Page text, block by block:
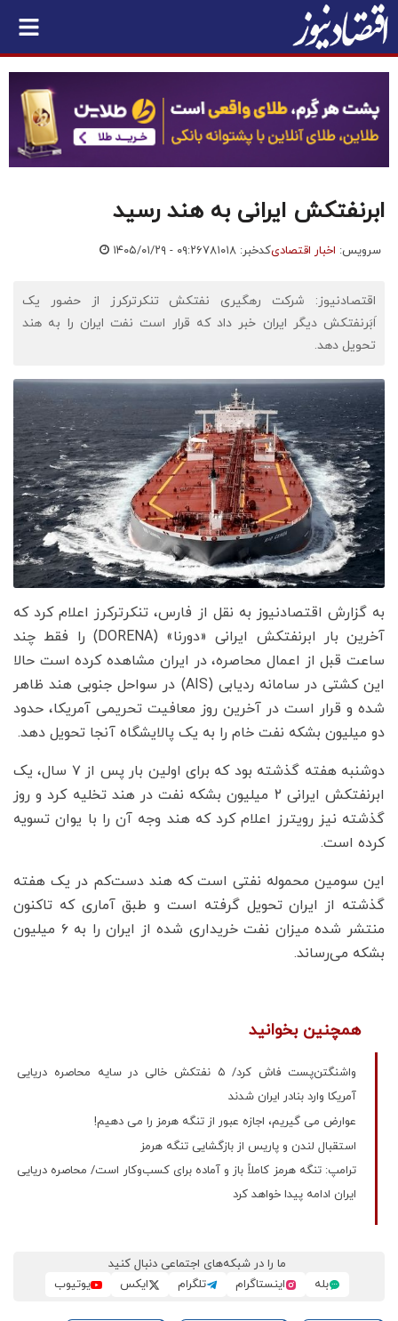
ابرنفتکش ایرانی به هند رسید
سرویس: اخبار اقتصادیکدخبر: ۷۸۱۰۱۸ ۱۴۰۵/۰۱/۲۹ - ۰۹:۲۶
اقتصادنیوز: شرکت رهگیری نفتکش تنکرترکرز از حضور یک
اَبَرنفتکش دیگر ایران خبر داد که قرار است نفت ایران را به هند
تحویل دهد.
به گزارش اقتصادنیوز به نقل از فارس، تنکرترکرز اعلام کرد که
آخرین بار ابرنفتکش ایرانی «دورنا» (DORENA) را فقط چند
ساعت قبل از اعمال محاصره، در ایران مشاهده کرده‌ است حالا
این کشتی در سامانه ردیابی (AIS) در سواحل جنوبی هند ظاهر
شده و قرار است در آخرین روز معافیت تحریمی آمریکا، حدود
دو میلیون بشکه نفت خام را به یک پالایشگاه آنجا تحویل دهد.
دوشنبه هفته گذشته بود که برای اولین بار پس از ۷ سال، یک
ابرنفتکش ایرانی ۲ میلیون بشکه نفت در هند تخلیه کرد و روز
گذشته نیز رویترز اعلام کرد که هند وجه آن را با یوان تسویه
کرده است.
این سومین محموله نفتی است که هند دست‌کم در یک هفته
گذشته از ایران تحویل گرفته است و طبق آماری که تاکنون
منتشر شده میزان نفت خریداری شده از ایران را به ۶ میلیون
بشکه می‌رساند.
همچنین بخوانید
واشنگتن‌پست فاش کرد/ ۵ نفتکش خالی در سایه محاصره دریایی
آمریکا وارد بنادر ایران شدند
عوارض می گیریم، اجازه عبور از تنگه هرمز را می دهیم!
استقبال لندن و پاریس از بازگشایی تنگه هرمز
ترامپ: تنگه هرمز کاملاً باز و آماده برای کسب‌وکار است/ محاصره دریایی
ایران ادامه پیدا خواهد کرد
ما را در شبکه‌های اجتماعی دنبال کنید
بله
اینستاگرام تلگرام ایکس یوتیوب